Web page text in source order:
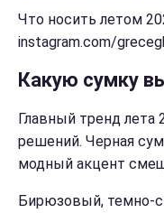
Что носить летом
instagram.com/
Какую сумку
Главный тренд лета
решений. Черная
модный акцент
Бирюзовый, темно-